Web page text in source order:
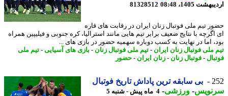
1405، 08:48
81328512
تیم ملی فوتبال زنان ایران در رقابت های قاره
با نتایج ضعیف برابر تیم هایی مانند استرالیا، کره جنوبی و فیلیپین همراه
اما در نهایت به کسب دوباره سهمیه حضور در بازی های ...
ملی فوتبال زنان ایران - تیم ملی فوتبال زنان -بازی های آسیایی-تیم ملی
-فوتبال زنان -زنان ایران - حضور
بی سابقه ترین پاداش تاریخ فوتبال
-ورزشی-
4 ماه پیش - شنبه 5